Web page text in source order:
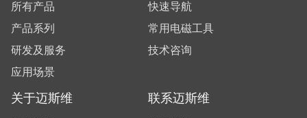
所有产品
产品系列
研发及服务
应用场景
快速导航
常用电磁工具
技术咨询
关于迈斯维 联系迈斯维